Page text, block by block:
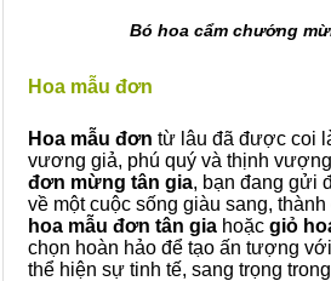
Bó hoa cẩm chướng
Hoa mẫu đơn
Hoa mẫu đơn từ lâu đã được coi
vương giả, phú quý và thịnh
đơn mừng tân gia, bạn đang gửi
về một cuộc sống giàu sang, thành
hoa mẫu đơn tân gia hoặc giỏ
chọn hoàn hảo để tạo ấn tượng
thể hiện sự tinh tế, sang trọng